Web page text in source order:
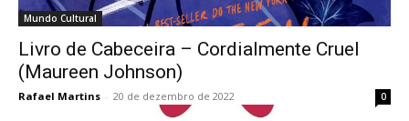
Mundo Cultural
Livro de Cabeceira – Cordialmente Cruel
(Maureen Johnson)
Rafael Martins - 20 de dezembro de 2022 0